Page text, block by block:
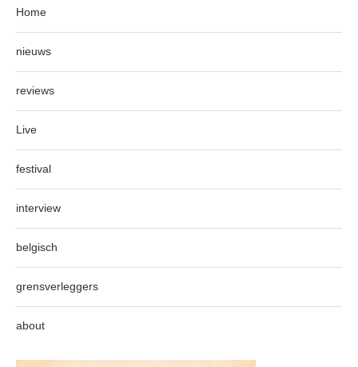
Home
nieuws
reviews
Live
festival
interview
belgisch
grensverleggers
about